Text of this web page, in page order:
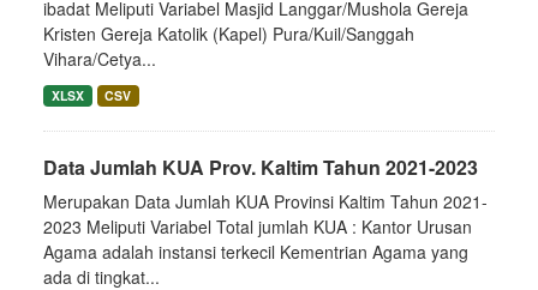
ibadat Meliputi Variabel Masjid Langgar/Mushola Gereja
Kristen Gereja Katolik (Kapel) Pura/Kuil/Sanggah
Vihara/Cetya...
XLSX CSV
Data Jumlah KUA Prov. Kaltim Tahun 2021-2023
Merupakan Data Jumlah KUA Provinsi Kaltim Tahun 2021-
2023 Meliputi Variabel Total jumlah KUA : Kantor Urusan
Agama adalah instansi terkecil Kementrian Agama yang
ada di tingkat...